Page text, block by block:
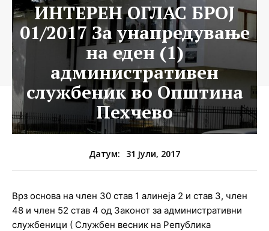
ИНТЕРЕН ОГЛАС БРОЈ
01/2017 За унапредување
на еден (1)
административен
службеник во Општина
Пехчево
Датум: 31 јули, 2017
Врз основа на член 30 став 1 алинеја 2 и став 3, член
48 и член 52 став 4 од Законот за административни
службеници ( Службен весник на Република